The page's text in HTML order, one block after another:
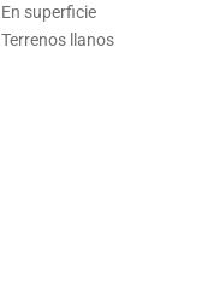
En superficie
Terrenos llanos